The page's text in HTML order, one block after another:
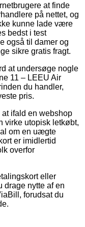
at finde
på nettet, og
kunne lade være
bedst i test
også til damer og
sikre gratis fragt.
at undersøge nogle
11 – LEEU Air
du handler,
pris.
ifald en webshop
virke utopisk letkøbt,
om en uægte
er imidlertid
overfor
eller
drage nytte af en
forudsat du